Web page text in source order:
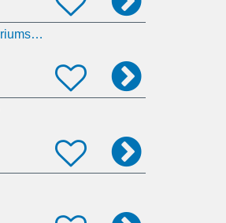
Medizinische/n Technologin/e für Laboratoriumsanalytik MTL (MTLA) (m/w/d)